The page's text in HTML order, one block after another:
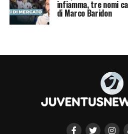
andare via. Se non
succede un allenatore
LA PLAYLIST DELLE
infiamma, tre nomi
di Marco Baridon